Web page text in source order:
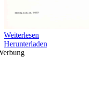
Weiterlesen
Herunterladen